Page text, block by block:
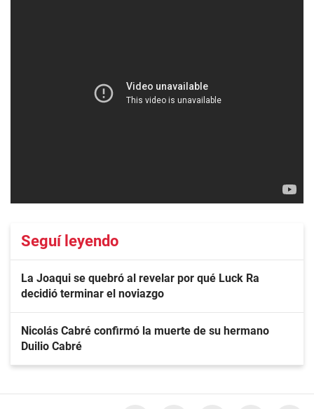
Seguí leyendo
La Joaqui se quebró al revelar por qué Luck Ra
decidió terminar el noviazgo
Nicolás Cabré confirmó la muerte de su hermano
Duilio Cabré